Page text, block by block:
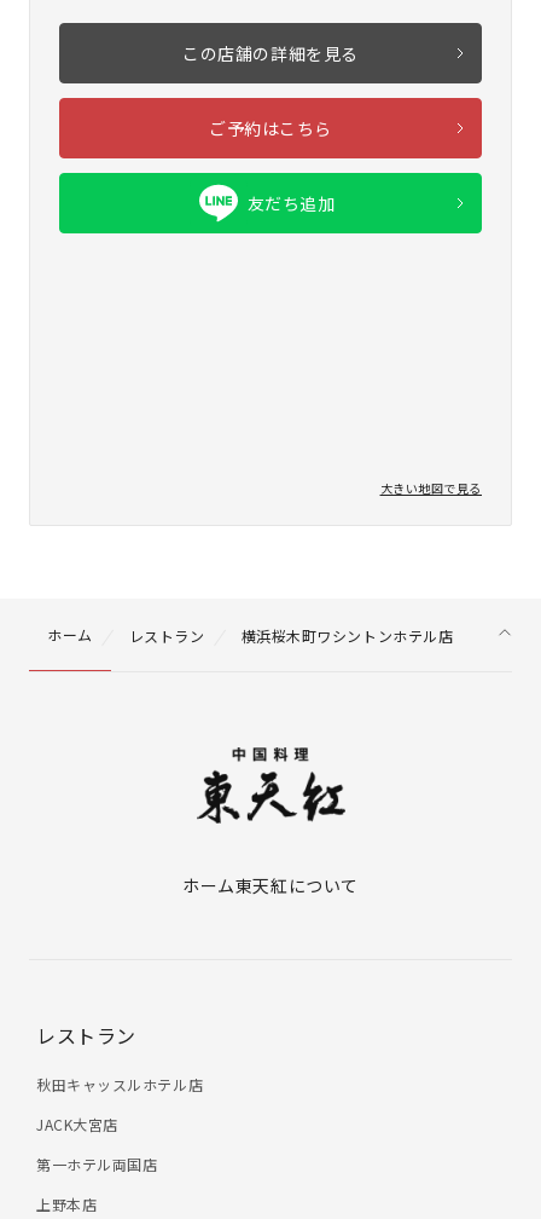
この店舗の詳細を見る
ご予約はこちら
友だち追加
大きい地図で見る
ホーム レストラン 横浜桜木町ワシントンホテル店
ホーム東天紅について
レストラン
秋田キャッスルホテル店
JACK大宮店
第一ホテル両国店
上野本店